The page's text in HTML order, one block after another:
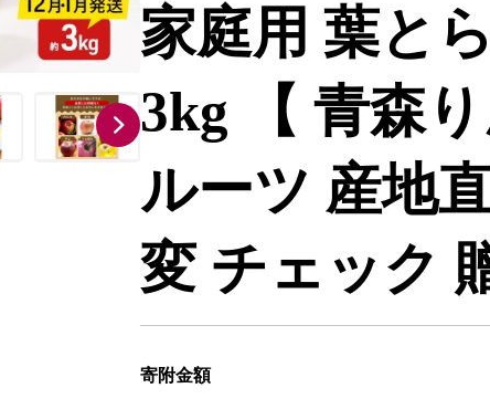
家庭用 葉と
3kg 【 青森
ルーツ 産地
変 チェック
寄附金額